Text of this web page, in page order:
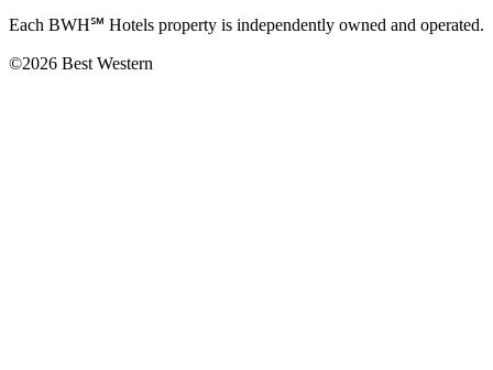
Each BWH℠ Hotels property is independently owned and operated.
©2026 Best Western